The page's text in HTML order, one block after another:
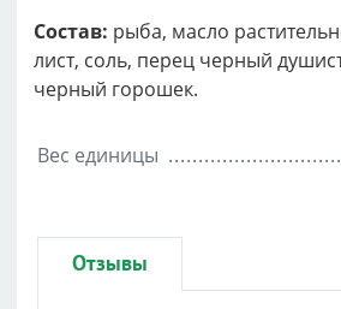
Состав: рыба, масло
лист, соль, перец черный
черный горошек.
Вес единицы
Отзывы